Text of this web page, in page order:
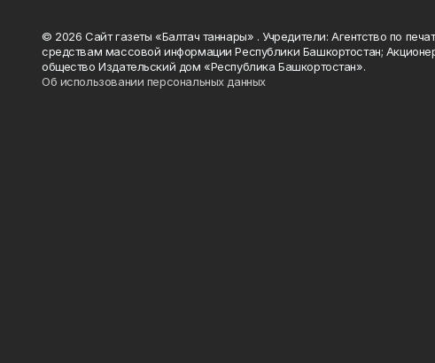
© 2026 Сайт газеты «Балтач таннары» . Учредители: Агентство по
средствам массовой информации Республики Башкортостан;
общество Издательский дом «Республика Башкортостан».
Об использовании персональных данных